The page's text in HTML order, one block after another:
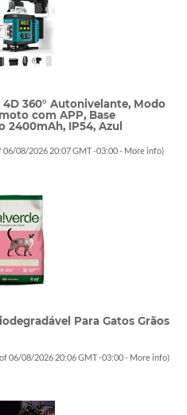
4D 360° Autonivelante, Modo
com APP, Base
2400mAh, IP54, Azul
06/08/2026 20:07 GMT -03:00 - More info)
Para Gatos Grãos
06/08/2026 20:06 GMT -03:00 - More info)